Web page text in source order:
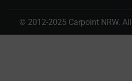
© 2012-2025 Carpoint NRW.